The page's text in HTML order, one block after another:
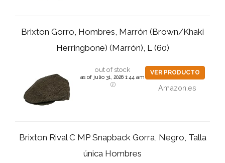
Brixton Gorro, Hombres, Marrón (Brown/Khaki
Herringbone) (Marrón), L (60)
out of stock
as of julio 31, 2026 1:44 am
VER PRODUCTO
Amazon.es
Brixton Rival C MP Snapback Gorra, Negro, Talla
única Hombres